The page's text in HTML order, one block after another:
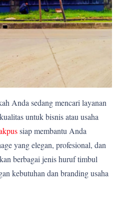
Anda sedang mencari layanan
untuk bisnis atau usaha
siap membantu Anda
yang elegan, profesional, dan
berbagai jenis huruf timbul
kebutuhan dan branding usaha